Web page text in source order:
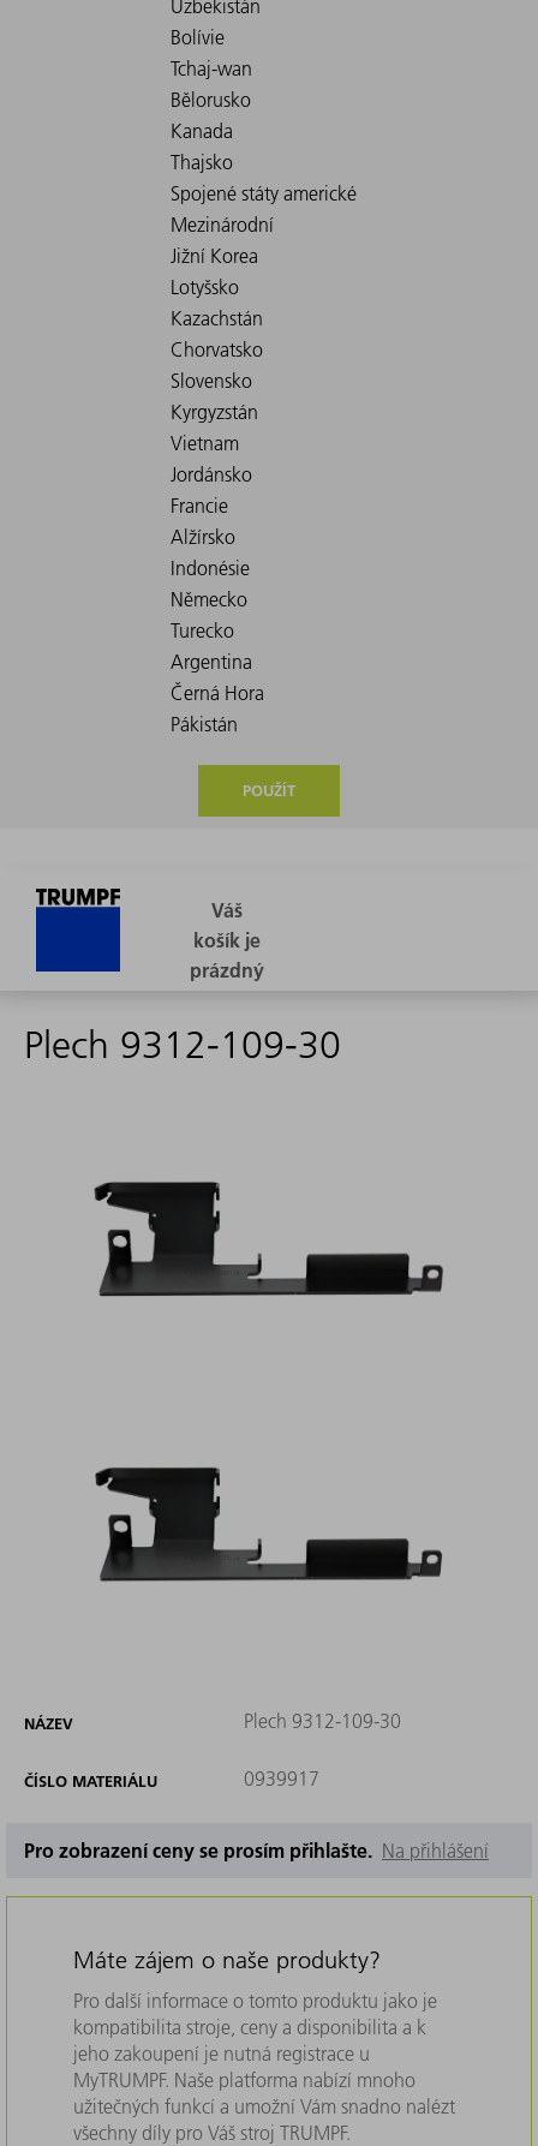
POUŽÍT
Plech 9312-109-30
NÁZEV Plech 9312-109-30
ČÍSLO MATERIÁLU 0939917
Pro zobrazení ceny se prosím přihlašte. Na přihlášení
Máte zájem o naše produkty?
Pro další informace o tomto produktu jako je
kompatibilita stroje, ceny a disponibilita a k
jeho zakoupení je nutná registrace u
MyTRUMPF. Naše platforma nabízí mnoho
užitečných funkcí a umožní Vám snadno nalézt
všechny díly pro Váš stroj TRUMPF.